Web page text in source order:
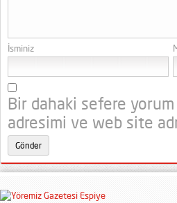
İsminiz
Bir dahaki sefere yorum
adresimi ve web site